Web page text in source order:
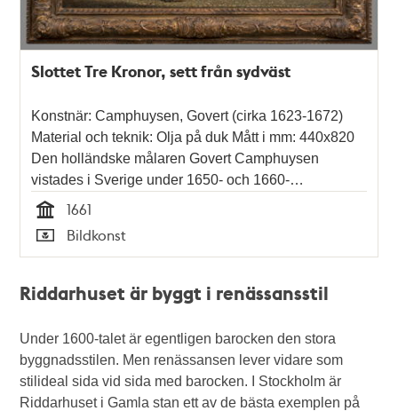
Slottet Tre Kronor, sett från sydväst
Konstnär: Camphuysen, Govert (cirka 1623-1672)
Material och teknik: Olja på duk Mått i mm: 440x820
Den holländske målaren Govert Camphuysen
vistades i Sverige under 1650- och 1660-…
Tid
1661
Typ
Bildkonst
Riddarhuset är byggt i renässansstil
Under 1600-talet är egentligen barocken den stora
byggnadsstilen. Men renässansen lever vidare som
stilideal sida vid sida med barocken. I Stockholm är
Riddarhuset i Gamla stan ett av de bästa exemplen på